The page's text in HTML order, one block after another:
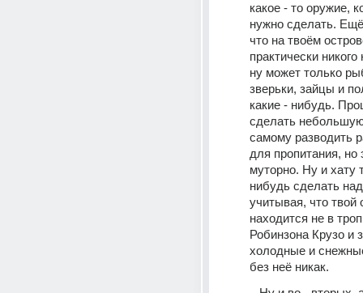
какое - то оружие,
нужно сделать.
что на твоём
практически
ну может только
зверьки, зайцы и
какие - нибудь.
сделать
самому разводить
для пропитания, но
муторно. Ну и хату
нибудь сделать
учитывая, что твой
находится не в
Робинзона Крузо и
холодные и
без неё никак.